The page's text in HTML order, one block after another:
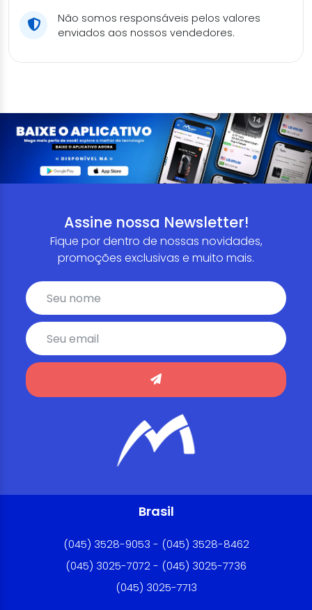
Não somos responsáveis pelos valores
enviados aos nossos vendedores.
Assine nossa Newsletter!
Fique por dentro de nossas novidades,
promoções exclusivas e muito mais.
Brasil
(045) 3528-9053 - (045) 3528-8462
(045) 3025-7072 - (045) 3025-7736
(045) 3025-7713